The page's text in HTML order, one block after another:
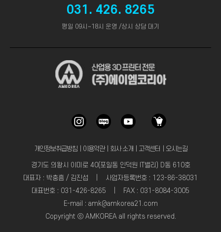
031. 426. 8265
평일 09시~18시 운영 /상시 상담 대기
개인정보취급방침｜ 이용약관｜ 회사 소개 고객센터 오시는길
경기도 의왕시 이미로 40(포일동 인덕원 IT밸리) D동 610호
대표자 : 박충흠 / 김진섭 | 사업자등록번호 : 123-86-38031
대표번호 : 031-426-8265 | FAX : 031-8084-3005
E-mail : amk@amkorea21.com
Copyright ⓒ AMKOREA all rights reserved.